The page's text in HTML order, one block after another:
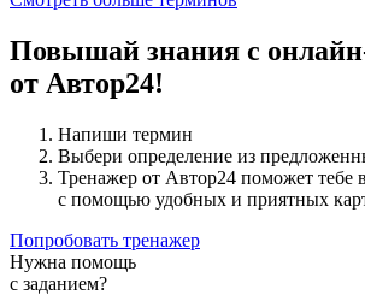
Повышай знания с
от Автор24!
Напиши термин
Выбери определение из
Тренажер от Автор24 поможет тебе
с помощью удобных и приятных
Попробовать тренажер
Нужна помощь
с заданием?